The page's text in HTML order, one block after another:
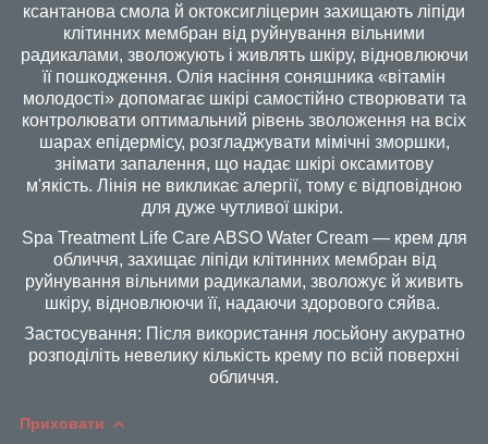
ксантанова смола й октоксигліцерин захищають ліпіди
клітинних мембран від руйнування вільними
радикалами, зволожують і живлять шкіру, відновлюючи
її пошкодження. Олія насіння соняшника «вітамін
молодості» допомагає шкірі самостійно створювати та
контролювати оптимальний рівень зволоження на всіх
шарах епідермісу, розгладжувати мімічні зморшки,
знімати запалення, що надає шкірі оксамитову
м'якість. Лінія не викликає алергії, тому є відповідною
для дуже чутливої шкіри.
Spa Treatment Life Care ABSO Water Cream — крем для
обличчя, захищає ліпіди клітинних мембран від
руйнування вільними радикалами, зволожує й живить
шкіру, відновлюючи її, надаючи здорового сяйва.
Застосування: Після використання лосьйону акуратно
розподіліть невелику кількість крему по всій поверхні
обличчя.
Приховати